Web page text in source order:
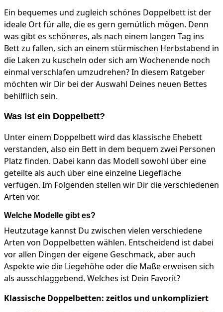
Ein bequemes und zugleich schönes Doppelbett ist der
ideale Ort für alle, die es gern gemütlich mögen. Denn
was gibt es schöneres, als nach einem langen Tag ins
Bett zu fallen, sich an einem stürmischen Herbstabend in
die Laken zu kuscheln oder sich am Wochenende noch
einmal verschlafen umzudrehen? In diesem Ratgeber
möchten wir Dir bei der Auswahl Deines neuen Bettes
behilflich sein.
Was ist ein Doppelbett?
Unter einem Doppelbett wird das klassische Ehebett
verstanden, also ein Bett in dem bequem zwei Personen
Platz finden. Dabei kann das Modell sowohl über eine
geteilte als auch über eine einzelne Liegefläche
verfügen. Im Folgenden stellen wir Dir die verschiedenen
Arten vor.
Welche Modelle gibt es?
Heutzutage kannst Du zwischen vielen verschiedene
Arten von Doppelbetten wählen. Entscheidend ist dabei
vor allen Dingen der eigene Geschmack, aber auch
Aspekte wie die Liegehöhe oder die Maße erweisen sich
als ausschlaggebend. Welches ist Dein Favorit?
Klassische Doppelbetten: zeitlos und unkompliziert